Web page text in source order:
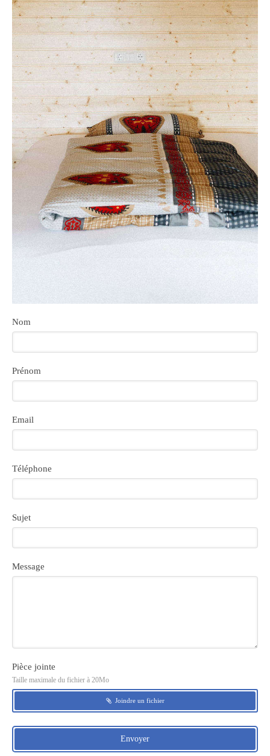
Nom
Prénom
Email
Téléphone
Sujet
Message
Pièce jointe
Taille maximale du fichier à 20Mo
Joindre un fichier
Envoyer